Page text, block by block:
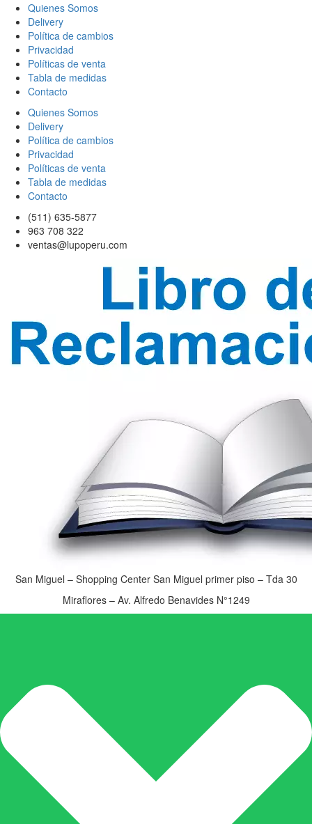
Quienes Somos
Delivery
Política de cambios
Privacidad
Políticas de venta
Tabla de medidas
Contacto
Quienes Somos
Delivery
Política de cambios
Privacidad
Políticas de venta
Tabla de medidas
Contacto
(511) 635-5877
963 708 322
ventas@lupoperu.com
San Miguel – Shopping Center San Miguel primer piso – Tda 30
Miraflores – Av. Alfredo Benavides N°1249